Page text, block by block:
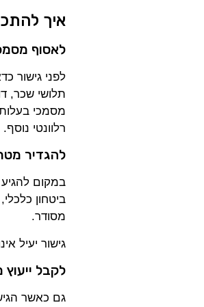
איך
לאסוף
לפני גישור
תלושי שכר,
מסמכי
רלוונטי נוסף.
להגדיר
במקום להגיע
ביטחון
מסודר.
גישור יעיל
לקבל
גם כאשר